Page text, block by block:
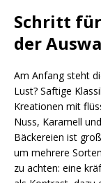
Schritt
der
Am Anfang steht
Lust? Saftige
Kreationen mit
Nuss, Karamell
Bäckereien ist
um mehrere
zu achten: eine